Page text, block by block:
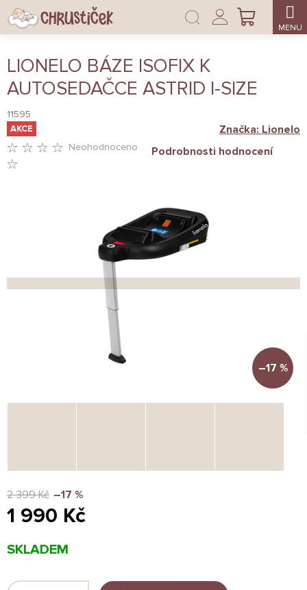
Přejít
na
obsah
NÁKUPNÍ
Přihlášení
LIONELO BÁZE ISOFIX K
AUTOSEDAČCE ASTRID I-SIZE
11595
AKCE
HVĚZDIČEK.
Neohodnoceno Podrobnosti hodnocení
Značka: Lionelo
–17 %
2 399 Kč –17 %
1 990 Kč
cena:
SKLADEM